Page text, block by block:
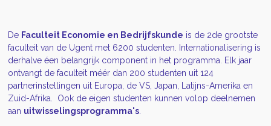
De Faculteit Economie en Bedrijfskunde is de 2de grootste
faculteit van de Ugent met 6200 studenten. Internationalisering is
derhalve éen belangrijk component in het programma. Elk jaar
ontvangt de faculteit méér dan 200 studenten uit 124
partnerinstellingen uit Europa, de VS, Japan, Latijns-Amerika en
Zuid-Afrika. Ook de eigen studenten kunnen volop deelnemen
aan uitwisselingsprogramma's.